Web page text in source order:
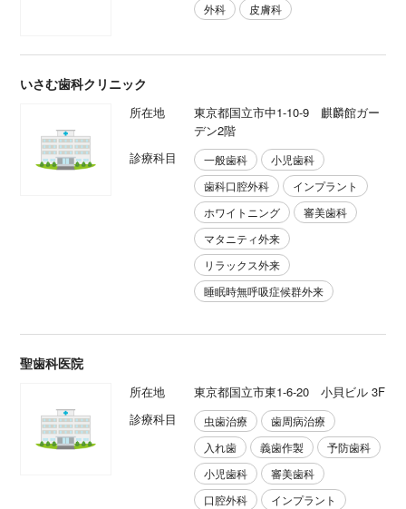
外科
皮膚科
いさむ歯科クリニック
所在地
東京都国立市中1-10-9 麒麟館ガー
デン2階
診療科目
一般歯科
小児歯科
歯科口腔外科
インプラント
ホワイトニング
審美歯科
マタニティ外来
リラックス外来
睡眠時無呼吸症候群外来
聖歯科医院
所在地
東京都国立市東1-6-20 小貝ビル 3F
診療科目
虫歯治療
歯周病治療
入れ歯
義歯作製
予防歯科
小児歯科
審美歯科
口腔外科
インプラント